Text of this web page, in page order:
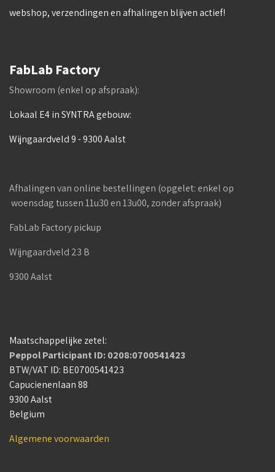
webshop, verzendingen en afhalingen blijven actief!
FabLab Factory
Showroom (enkel op afspraak):
Lokaal E4 in SYNTRA gebouw:
Wijngaardveld 9 - 9300 Aalst
Afhalingen van online bestellingen (opgelet: enkel op
woensdag tussen 11u30 en 13u00, zonder afspraak)
FabLab Factory pickup
Wijngaardveld 23 B
9300 Aalst
Maatschappelijke zetel:
Peppol Participant ID: 0208:0700541423
BTW/VAT ID: BE0700541423
Capucienenlaan 88
9300 Aalst
Belgium
Algemene voorwaarden